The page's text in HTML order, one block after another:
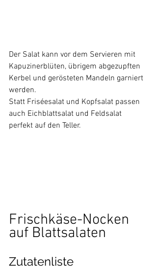
Der Salat kann vor dem Servieren mit
Kapuzinerblüten, übrigem abgezupften
Kerbel und gerösteten Mandeln garniert
werden.
Statt Friséesalat und Kopfsalat passen
auch Eichblattsalat und Feldsalat
perfekt auf den Teller.
Frischkäse-Nocken
auf Blattsalaten
Zutatenliste